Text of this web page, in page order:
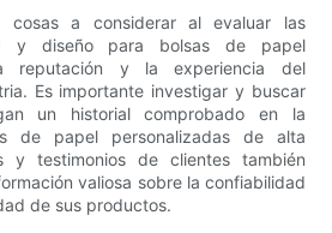
cosas a considerar al evaluar las
y diseño para bolsas de papel
reputación y la experiencia del
Es importante investigar y buscar
un historial comprobado en la
de papel personalizadas de alta
y testimonios de clientes también
valiosa sobre la confiabilidad
de sus productos.